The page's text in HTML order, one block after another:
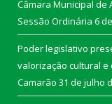
Câmara Municipal de
Sessão Ordinária 6
Poder legislativo
valorização cultural e
Camarão 31 de julho